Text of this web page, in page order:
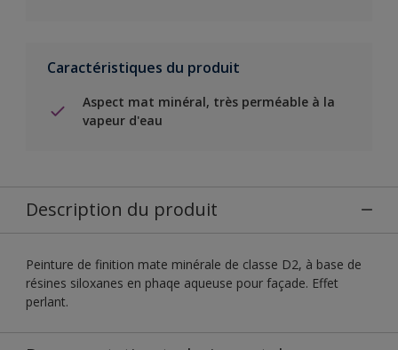
Caractéristiques du produit
Aspect mat minéral, très perméable à la
vapeur d'eau
Description du produit
Peinture de finition mate minérale de classe D2, à base de
résines siloxanes en phaqe aqueuse pour façade. Effet
perlant.